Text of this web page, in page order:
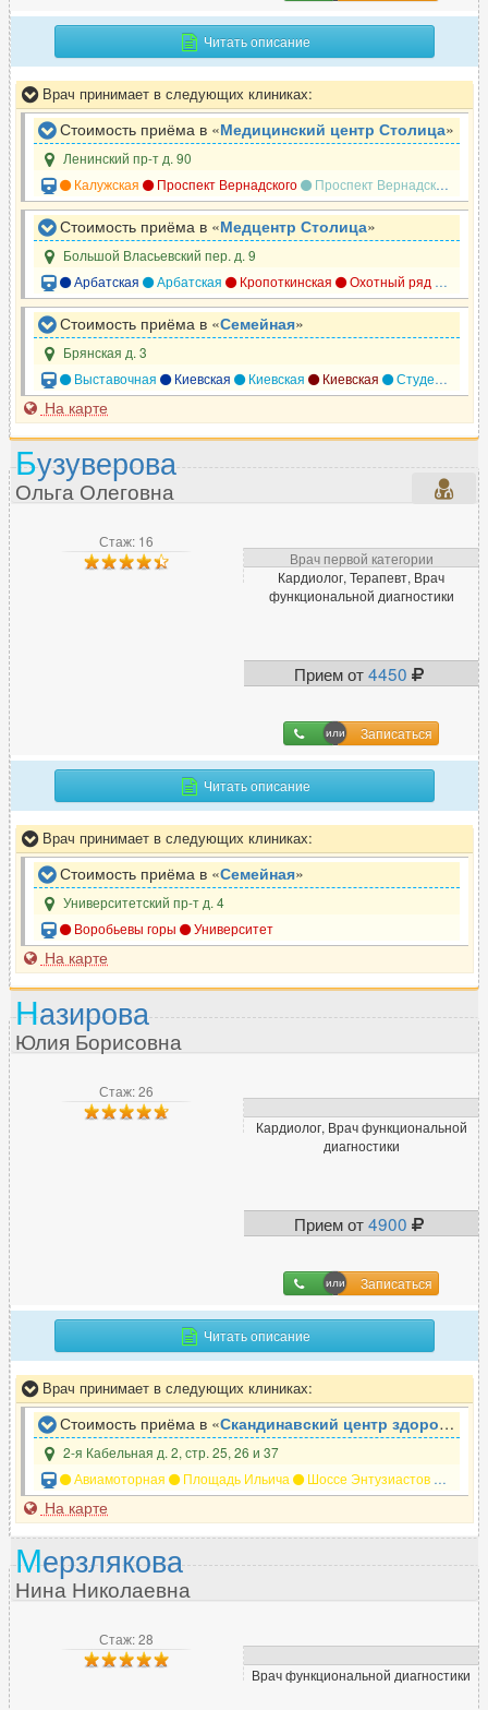
Читать описание
Врач принимает в следующих клиниках:
Стоимость приёма в «Медицинский центр Столица»
Ленинский пр-т д. 90
Калужская
Проспект Вернадского Проспект Вернадского
Стоимость приёма в «Медцентр Столица»
Большой Власьевский пер. д. 9
Арбатская
Арбатская Кропоткинская Охотный ряд
Стоимость приёма в «Семейная»
Брянская д. 3
Выставочная
Киевская Киевская Киевская Студенческая
На карте
Стаж: 16
Врач первой категории
Кардиолог, Терапевт, Врач
функциональной диагностики
Прием от4450
Записаться
Бузуверова
Ольга Олеговна
Читать описание
Врач принимает в следующих клиниках:
Стоимость приёма в «Семейная»
Университетский пр-т д. 4
Воробьевы горы
Университет
На карте
Стаж: 26
Кардиолог, Врач функциональной
диагностики
Прием от4900
Записаться
Назирова
Юлия Борисовна
Читать описание
Врач принимает в следующих клиниках:
Стоимость приёма в «Скандинавский центр здоровья
2-я Кабельная д. 2, стр. 25, 26 и 37
Авиамоторная
Площадь Ильича Шоссе Энтузиастов
На карте
Стаж: 28
Врач функциональной диагностики
Мерзлякова
Нина Николаевна